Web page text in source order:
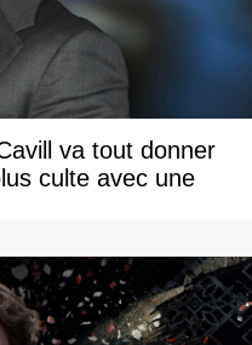
va tout donner
culte avec une